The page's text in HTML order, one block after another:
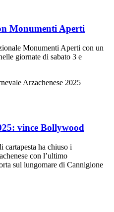
Monumenti Aperti
Monumenti Aperti con un
giornate di sabato 3 e
vince Bollywood
ha chiuso i
con l’ultimo
sul lungomare di Cannigione